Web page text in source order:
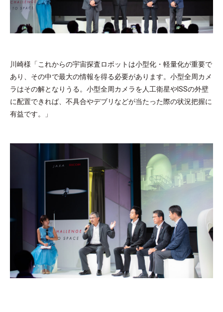
川崎様「これからの宇宙探査ロボットは小型化・軽量化が重要で
あり、その中で最大の情報を得る必要があります。小型全周カメ
ラはその解となりうる。小型全周カメラを人工衛星やISSの外壁
に配置できれば、不具合やデブリなどが当たった際の状況把握に
有益です。」